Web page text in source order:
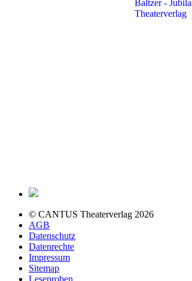
© CANTUS Theaterverlag 2026
AGB
Datenschutz
Datenrechte
Impressum
Sitemap